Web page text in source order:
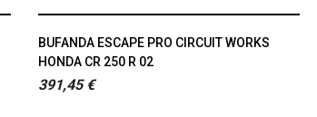
BUFANDA ESCAPE PRO CIRCUIT WORKS
HONDA CR 250 R 02
391,45 €